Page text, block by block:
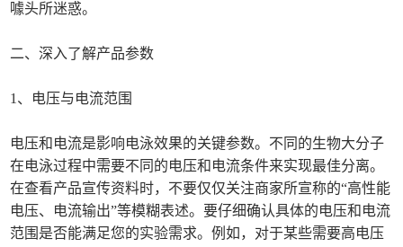
噱头所迷惑。
二、深入了解产品参数
1、电压与电流范围
电压和电流是影响电泳效果的关键参数。不同的生物大分子
在电泳过程中需要不同的电压和电流条件来实现最佳分离。
在查看产品宣传资料时，不要仅仅关注商家所宣称的“高性能
电压、电流输出”等模糊表述。要仔细确认具体的电压和电流
范围是否能满足您的实验需求。例如，对于某些需要高电压